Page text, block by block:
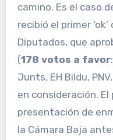
camino. Es el caso
recibió el primer
Diputados, que
(178 votos a favor
Junts, EH Bildu,
en consideración.
presentación de
la Cámara Baja